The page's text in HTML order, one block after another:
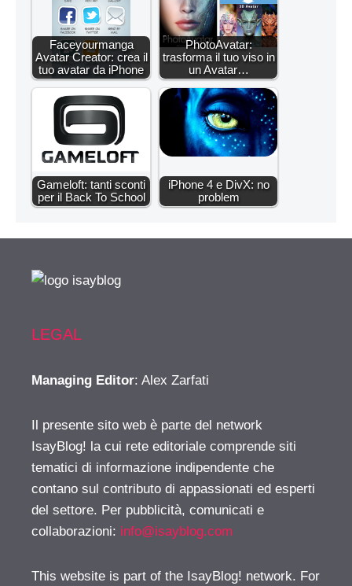
Faceyourmanga
Avatar Creator: crea il
tuo avatar da iPhone
PhotoAvatar:
trasforma il tuo viso in
un Avatar…
Gameloft: tanti sconti
per il Back To School
iPhone 4 e DivX: no
problem
LEGAL
Managing Editor: Alex Zarfati
Il presente sito web è parte del network
IsayBlog! la cui rete editoriale comprende siti
tematici di informazione indipendente che
contano sul contributo di appassionati ed esperti
del settore. Per pubblicità, comunicati e
collaborazioni: info@isayblog.com
This website is part of the IsayBlog! network. For